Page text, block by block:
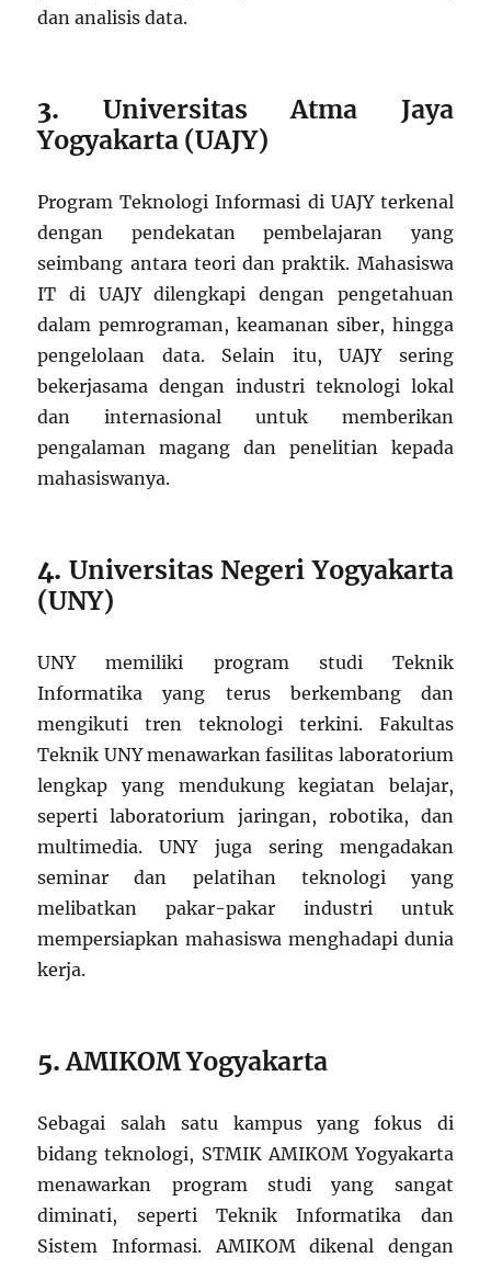
dan analisis data.
3. Universitas Atma Jaya
Yogyakarta (UAJY)
Program Teknologi Informasi di UAJY terkenal
dengan pendekatan pembelajaran yang
seimbang antara teori dan praktik. Mahasiswa
IT di UAJY dilengkapi dengan pengetahuan
dalam pemrograman, keamanan siber, hingga
pengelolaan data. Selain itu, UAJY sering
bekerjasama dengan industri teknologi lokal
dan internasional untuk memberikan
pengalaman magang dan penelitian kepada
mahasiswanya.
4. Universitas Negeri Yogyakarta
(UNY)
UNY memiliki program studi Teknik
Informatika yang terus berkembang dan
mengikuti tren teknologi terkini. Fakultas
Teknik UNY menawarkan fasilitas laboratorium
lengkap yang mendukung kegiatan belajar,
seperti laboratorium jaringan, robotika, dan
multimedia. UNY juga sering mengadakan
seminar dan pelatihan teknologi yang
melibatkan pakar-pakar industri untuk
mempersiapkan mahasiswa menghadapi dunia
kerja.
5.AMIKOM Yogyakarta
Sebagai salah satu kampus yang fokus di
bidang teknologi, STMIK AMIKOM Yogyakarta
menawarkan program studi yang sangat
diminati, seperti Teknik Informatika dan
Sistem Informasi. AMIKOM dikenal dengan